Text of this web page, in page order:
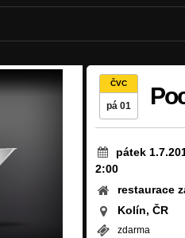
ČVC
pá 01
pátek
2:00
restaurace
Kolín, ČR
zdarma